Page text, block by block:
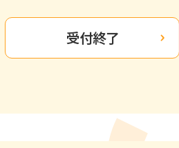
受付終了